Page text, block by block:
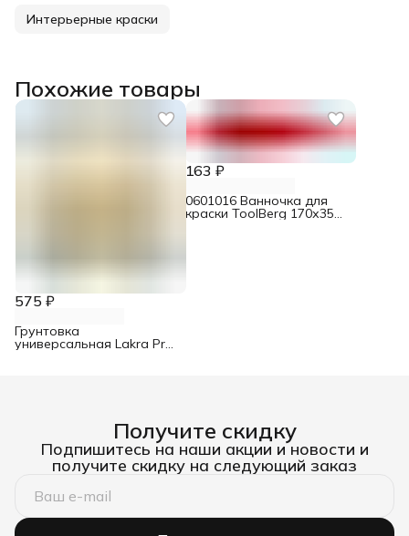
Интерьерные краски
Похожие товары
575 ₽
Грунтовка
универсальная Lakra Prof
163 ₽
0601016 Ванночка для
краски ToolBerg 170х350
Получите скидку
Подпишитесь на наши акции и новости и
получите скидку на следующий заказ